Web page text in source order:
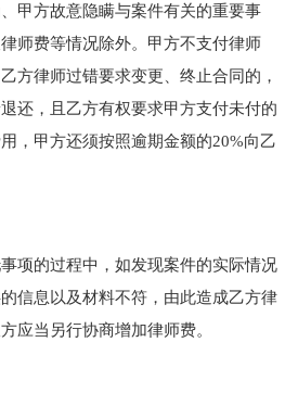
甲方故意隐瞒与案件有关的重要事
师费等情况除外。甲方不支付律师
方律师过错要求变更、终止合同的，
还，且乙方有权要求甲方支付未付的
，甲方还须按照逾期金额的20%向乙
的过程中，如发现案件的实际情况
信息以及材料不符，由此造成乙方律
应当另行协商增加律师费。